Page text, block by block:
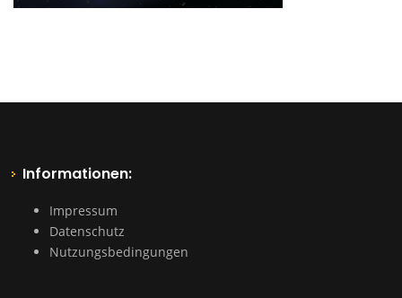
Informationen:
Impressum
Datenschutz
Nutzungsbedingungen